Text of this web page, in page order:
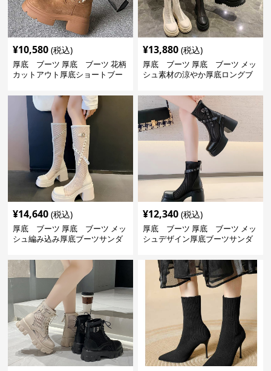
¥10,580 (税込)
厚底 ブーツ 厚底 ブーツ 花柄
カットアウト厚底ショートブー
¥13,880 (税込)
厚底 ブーツ 厚底 ブーツ メッ
シュ素材の涼やか厚底ロングブ
¥14,640 (税込)
厚底 ブーツ 厚底 ブーツ メッ
シュ編み込み厚底ブーツサンダ
¥12,340 (税込)
厚底 ブーツ 厚底 ブーツ メッ
シュデザイン厚底ブーツサンダ